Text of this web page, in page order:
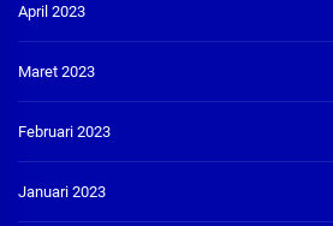
April 2023
Maret 2023
Februari 2023
Januari 2023